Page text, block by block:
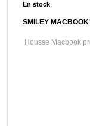
En stock
SMILEY
Housse Macbook